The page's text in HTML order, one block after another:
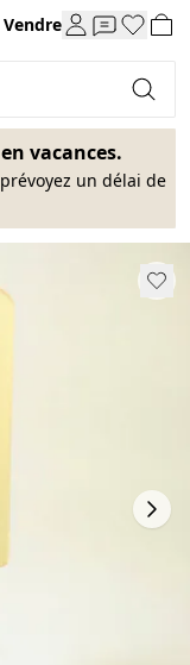
Vendre
vacances.
un délai de